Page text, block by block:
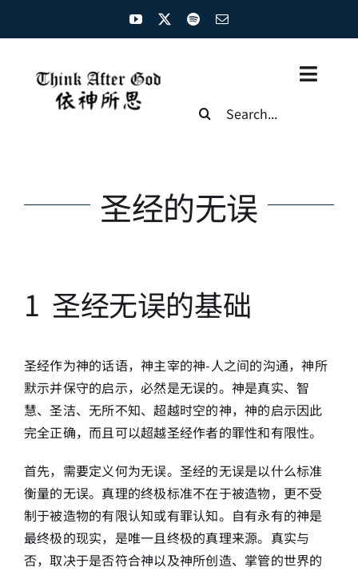
神学概论
圣经解析
简介
下载
Search
圣经的无误
1 圣经无误的基础
圣经作为神的话语，神主宰的神-人之间的沟通，神所
默示并保守的启示，必然是无误的。神是真实、智
慧、圣洁、无所不知、超越时空的神，神的启示因此
完全正确，而且可以超越圣经作者的罪性和有限性。
首先，需要定义何为无误。圣经的无误是以什么标准
衡量的无误。真理的终极标准不在于被造物，更不受
制于被造物的有限认知或有罪认知。自有永有的神是
最终极的现实，是唯一且终极的真理来源。真实与
否，取决于是否符合神以及神所创造、掌管的世界的